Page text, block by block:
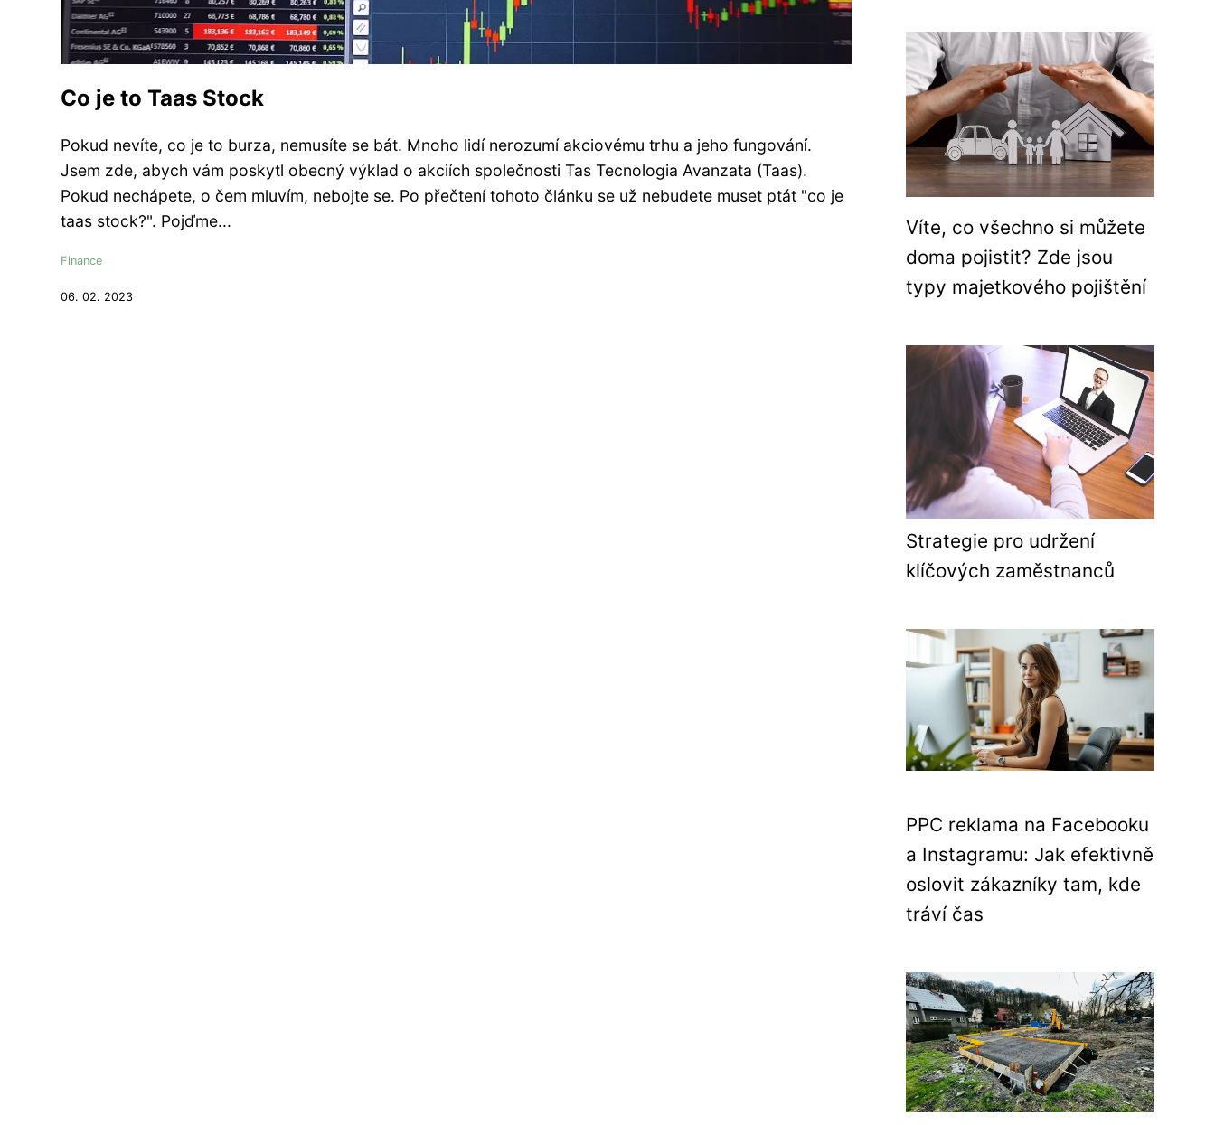
Co je to Taas Stock
Pokud nevíte, co je to burza, nemusíte se bát. Mnoho lidí nerozumí akciovému trhu a jeho fungování.
Jsem zde, abych vám poskytl obecný výklad o akciích společnosti Tas Tecnologia Avanzata (Taas).
Pokud nechápete, o čem mluvím, nebojte se. Po přečtení tohoto článku se už nebudete muset ptát "co je
taas stock?". Pojďme...
Finance
06. 02. 2023
Víte, co všechno si můžete
doma pojistit? Zde jsou
typy majetkového pojištění
Strategie pro udržení
klíčových zaměstnanců
PPC reklama na Facebooku
a Instagramu: Jak efektivně
oslovit zákazníky tam, kde
tráví čas